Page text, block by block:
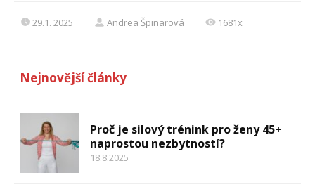
29.1. 2025 Andrea Špinarová 1681x
Nejnovější články
Proč je silový trénink pro ženy 45+
naprostou nezbytností?
18.8.2025